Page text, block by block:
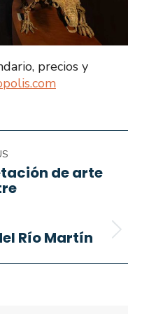
precios y
de arte
Río Martín